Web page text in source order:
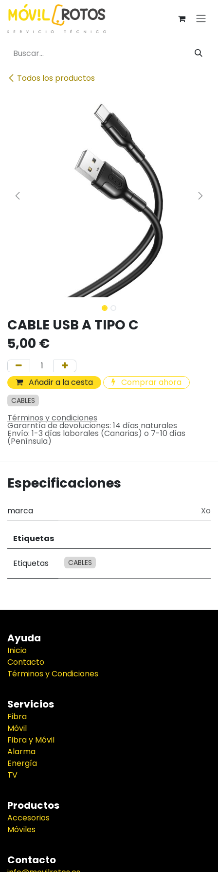
Ir al contenido
Todos los productos
CABLE USB A TIPO C
5,00 €
Añadir a la cesta Comprar ahora
CABLES
Términos y condiciones
Gararntía de devoluciones: 14 días naturales
Envío: 1-3 días laborales (Canarias) o 7-10 días
(Península)
Especificaciones
marca Xo
Etiquetas
Etiquetas CABLES
Ayuda
Inicio
Contacto
Términos y Condiciones
Servicios
Fibra
Móvil
Fibra y Móvil
Alarma
Energía
TV
Productos
Accesorios
Móviles
Contacto